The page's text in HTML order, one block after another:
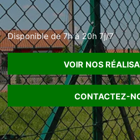
Disponible de 7h à 20h 7j/7
VOIR NOS
CONTACTEZ-